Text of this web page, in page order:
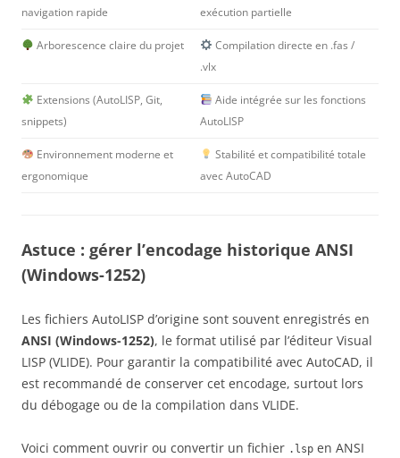
navigation rapide
exécution partielle
Arborescence claire du projet
Compilation directe en .fas /
.vlx
Extensions (AutoLISP, Git,
snippets)
Aide intégrée sur les fonctions
AutoLISP
Environnement moderne et
ergonomique
Stabilité et compatibilité totale
avec AutoCAD
Astuce : gérer l’encodage historique ANSI
(Windows-1252)
Les fichiers AutoLISP d’origine sont souvent enregistrés en
ANSI (Windows-1252), le format utilisé par l’éditeur Visual
LISP (VLIDE). Pour garantir la compatibilité avec AutoCAD, il
est recommandé de conserver cet encodage, surtout lors
du débogage ou de la compilation dans VLIDE.
Voici comment ouvrir ou convertir un fichier .lsp en ANSI